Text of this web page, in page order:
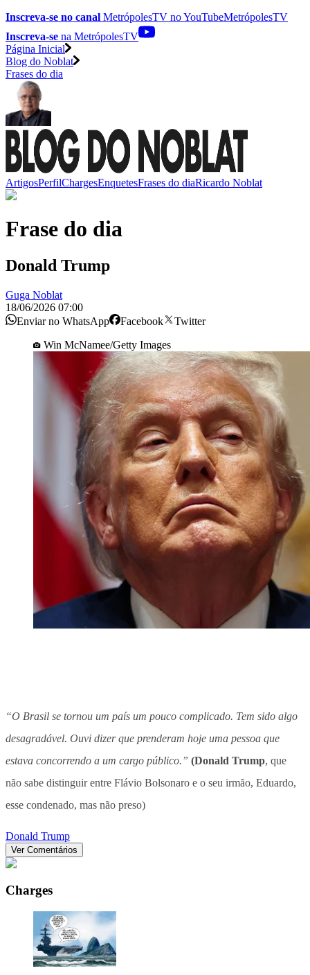
Inscreva-se no canal MetrópolesTV noYouTubeMetrópolesTV
Inscreva-se na MetrópolesTV
Página Inicial
Blog do Noblat
Frases do dia
ArtigosPerfilChargesEnquetesFrases do diaRicardo Noblat
Frase do dia
Donald Trump
Guga Noblat
18/06/2026 07:00
Enviar no WhatsApp
Facebook
Twitter
Win McNamee/Getty Images
“O Brasil se tornou um país um pouco complicado. Tem sido algo
desagradável. Ouvi dizer que prenderam hoje uma pessoa que
estava concorrendo a um cargo público.” (Donald Trump, que
não sabe distinguir entre Flávio Bolsonaro e o seu irmão, Eduardo,
esse condenado, mas não preso)
Donald Trump
Ver Comentários
Charges